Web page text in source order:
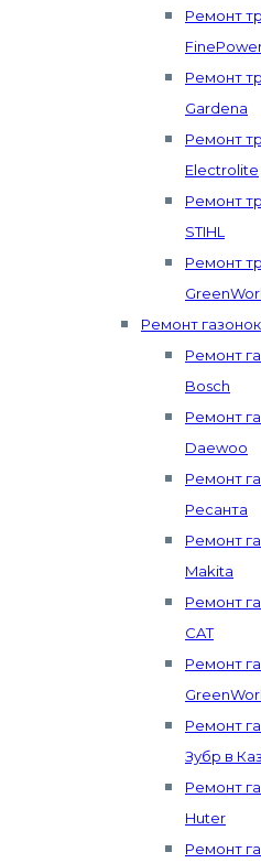
Ремонт
Ремонт
Gardena
Ремонт
Electrolite
Ремонт
STIHL
Ремонт
Ремонт
Ремонт
Bosch
Ремонт
Daewoo
Ремонт
Ресанта
Ремонт
Makita
Ремонт
CAT
Ремонт
Ремонт
Зубр в
Ремонт
Huter
Ремонт